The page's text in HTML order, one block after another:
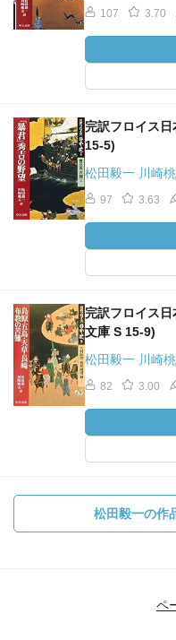
107 3.70
完訳フロイス
15-5)
松田毅一 川崎
97 3.63
完訳フロイス
文庫 S 15-9)
松田毅一 川崎
82 3.00
松田毅一の作
ペ